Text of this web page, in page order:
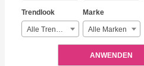
Trendlook
Alle Trendlooks
Marke
Alle Marken
ANWENDEN